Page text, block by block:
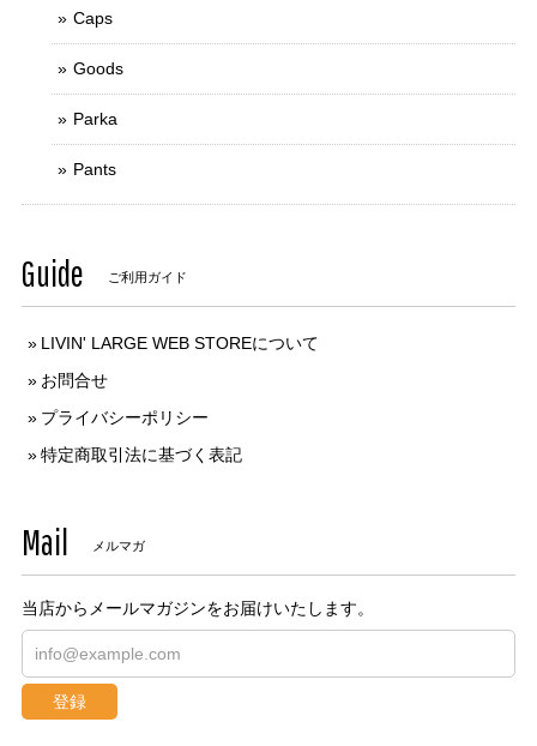
Caps
Goods
Parka
Pants
Guide ご利用ガイド
LIVIN' LARGE WEB STOREについて
お問合せ
プライバシーポリシー
特定商取引法に基づく表記
Mail メルマガ
当店からメールマガジンをお届けいたします。
登録